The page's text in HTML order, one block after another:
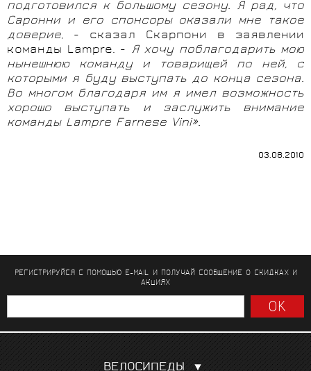
подготовился к большому сезону. Я рад, что
Саронни и его спонсоры оказали мне такое
доверие, - сказал Скарпони в заявлении
команды Lampre. - Я хочу поблагодарить мою
нынешнюю команду и товарищей по ней, с
которыми я буду выступать до конца сезона.
Во многом благодаря им я имел возможность
хорошо выступать и заслужить внимание
команды Lampre Farnese Vini».
03.08.2010
РЕГИСТРИРУЙСЯ С ПОМОЩЬЮ E-MAIL И ПОЛУЧАЙ СООБЩЕНИЕО СКИДКАХ И
АКЦИЯХ
ВЕЛОСИПЕДЫ